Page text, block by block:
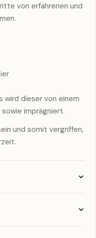
von erfahrenen und
wird dieser von einem
imprägniert.
und somit vergriffen,